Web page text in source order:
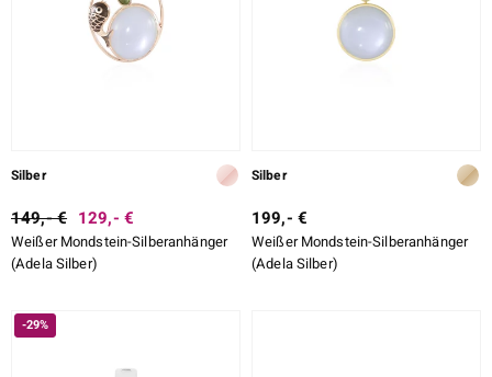
Silber
149,- € 129,- €
Weißer Mondstein-Silberanhänger
(Adela Silber)
Silber
199,- €
Weißer Mondstein-Silberanhänger
(Adela Silber)
-29%